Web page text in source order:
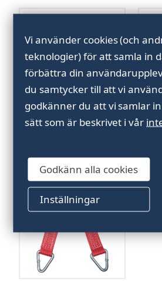
Band för
Vi använder cookies (och
teknologier) för att samla in
förbättra din
du samtycker till att vi
godkänner du att vi samlar
sätt som är beskrivet i vår
Inställningar
Godkänn alla cookies